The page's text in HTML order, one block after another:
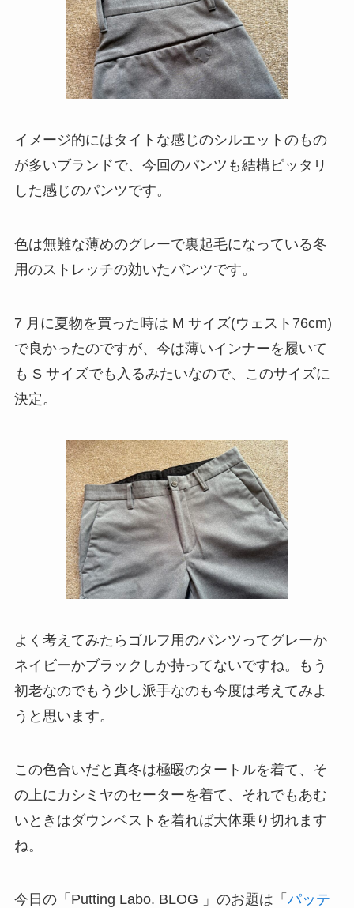
イメージ的にはタイトな感じのシルエットのもの
が多いブランドで、今回のパンツも結構ピッタリ
した感じのパンツです。
色は無難な薄めのグレーで裏起毛になっている冬
用のストレッチの効いたパンツです。
7 月に夏物を買った時は M サイズ(ウェスト76cm)
で良かったのですが、今は薄いインナーを履いて
も S サイズでも入るみたいなので、このサイズに
決定。
よく考えてみたらゴルフ用のパンツってグレーか
ネイビーかブラックしか持ってないですね。もう
初老なのでもう少し派手なのも今度は考えてみよ
うと思います。
この色合いだと真冬は極暖のタートルを着て、そ
の上にカシミヤのセーターを着て、それでもあむ
いときはダウンベストを着れば大体乗り切れます
ね。
今日の「Putting Labo. BLOG 」のお題は「 パッテ